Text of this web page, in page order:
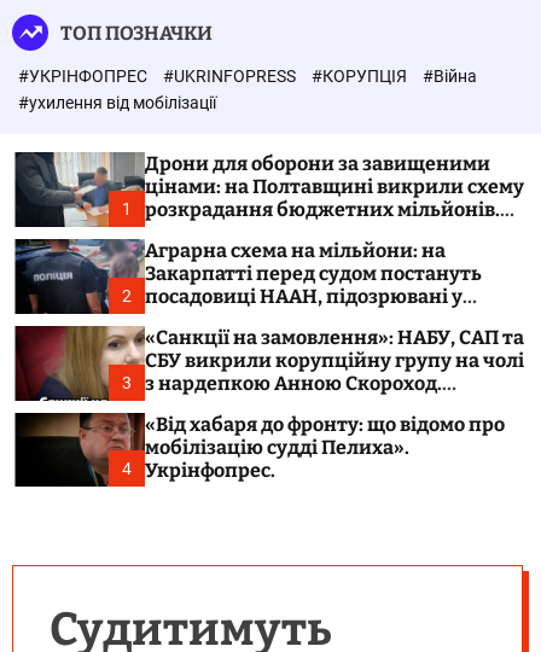
а
а
т
и
и
к
о
л
ь
р
о
в
г
о
р
ж
и
ТОП ПОЗНАЧКИ
#УКРІНФОПРЕС #UKRINFOPRESS #КОРУПЦІЯ
#Війна
#ухилення від мобілізації
1
Дрони для оборони за завищеними
цінами: на Полтавщині викрили схему
розкрадання бюджетних мільйонів.
2
Аграрна схема на мільйони: на
Закарпатті перед судом постануть
посадовиці НААН, підозрювані у
3
«Санкції на замовлення»: НАБУ, САП та
СБУ викрили корупційну групу на чолі
з нардепкою Анною Скороход.
4
«Від хабаря до фронту: що відомо про
мобілізацію судді Пелиха».
Укрінфопрес.
Судитимуть